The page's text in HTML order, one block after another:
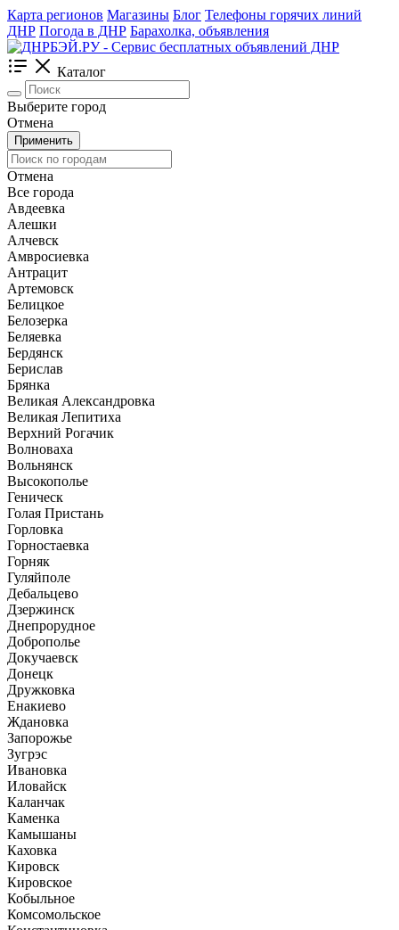
Карта регионов Магазины Блог Телефоны горячих линий
ДНР Погода в ДНР Барахолка, объявления
Каталог
Выберите город
Отмена
Применить
Отмена
Все города
Авдеевка
Алешки
Алчевск
Амвросиевка
Антрацит
Артемовск
Белицкое
Белозерка
Беляевка
Бердянск
Берислав
Брянка
Великая Александровка
Великая Лепитиха
Верхний Рогачик
Волноваха
Вольнянск
Высокополье
Геническ
Голая Пристань
Горловка
Горностаевка
Горняк
Гуляйполе
Дебальцево
Дзержинск
Днепрорудное
Доброполье
Докучаевск
Донецк
Дружковка
Енакиево
Ждановка
Запорожье
Зугрэс
Ивановка
Иловайск
Каланчак
Каменка
Камышаны
Каховка
Кировск
Кировское
Кобыльное
Комсомольское